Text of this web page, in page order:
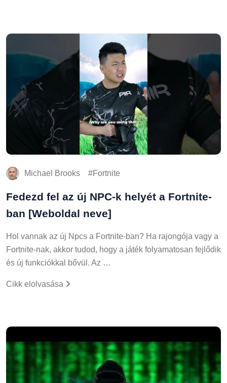
Michael Brooks Fortnite
Fedezd fel az új NPC-k helyét a Fortnite-
ban [Weboldal neve]
Hol vannak az új Npcs a Fortnite-ban? Ha rajongója vagy a
Fortnite-nak, akkor tudod, hogy a játék folyamatosan fejlődik
és új funkciókkal bővül. Az …
Cikk elolvasása